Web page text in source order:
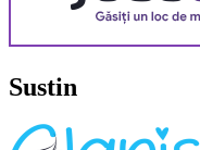
Sustin